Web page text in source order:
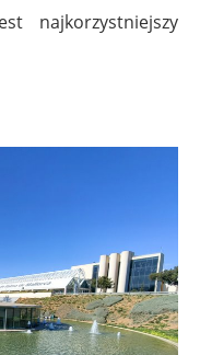
najkorzystniejszy